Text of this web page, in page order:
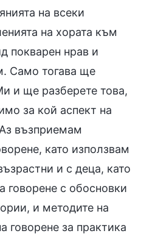
на всеки
на хората към
покварен нрав и
Само тогава ще
и ще разберете това,
за кой аспект на
възприемам
като използвам
и с деца, като
говорене с обосновки
и методите на
говорене за практика